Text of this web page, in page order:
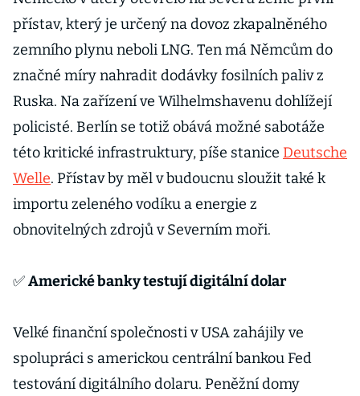
přístav, který je určený na dovoz zkapalněného
zemního plynu neboli LNG. Ten má Němcům do
značné míry nahradit dodávky fosilních paliv z
Ruska. Na zařízení ve Wilhelmshavenu dohlížejí
policisté. Berlín se totiž obává možné sabotáže
této kritické infrastruktury, píše stanice Deutsche
Welle. Přístav by měl v budoucnu sloužit také k
importu zeleného vodíku a energie z
obnovitelných zdrojů v Severním moři.
✅Americké banky testují digitální dolar
Velké finanční společnosti v USA zahájily ve
spolupráci s americkou centrální bankou Fed
testování digitálního dolaru. Peněžní domy